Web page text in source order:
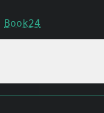
Book24